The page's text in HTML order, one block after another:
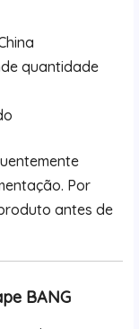
quantidade
Por
antes de
BANG